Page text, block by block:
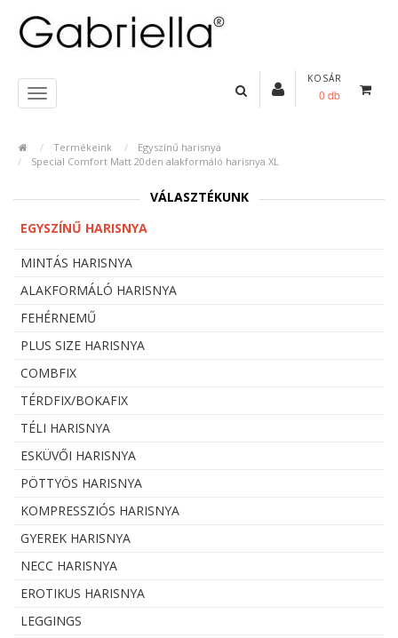
KOSÁR
0 db
Termékeink
Egyszínű harisnya
Special Comfort Matt 20den alakformáló harisnya XL
VÁLASZTÉKUNK
EGYSZÍNŰ HARISNYA
MINTÁS HARISNYA
ALAKFORMÁLÓ HARISNYA
FEHÉRNEMŰ
PLUS SIZE HARISNYA
COMBFIX
TÉRDFIX/BOKAFIX
TÉLI HARISNYA
ESKÜVŐI HARISNYA
PÖTTYÖS HARISNYA
KOMPRESSZIÓS HARISNYA
GYEREK HARISNYA
NECC HARISNYA
EROTIKUS HARISNYA
LEGGINGS